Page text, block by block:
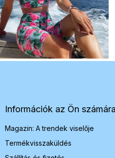
Információk az Ön számára
Magazin: A trendek viselője
Termékvisszaküldés